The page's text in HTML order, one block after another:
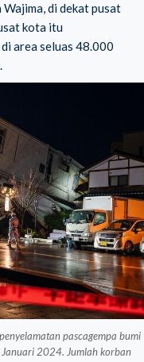
di dekat pusat
kota itu
area seluas 48.000
pascagempa bumi
Januari 2024. Jumlah korban